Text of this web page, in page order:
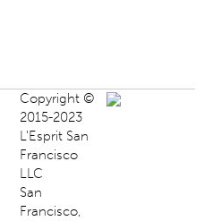
Copyright ©
2015-2023
L'Esprit San
Francisco
LLC
San
Francisco,